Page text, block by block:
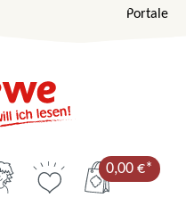
Portale
0,00 €*